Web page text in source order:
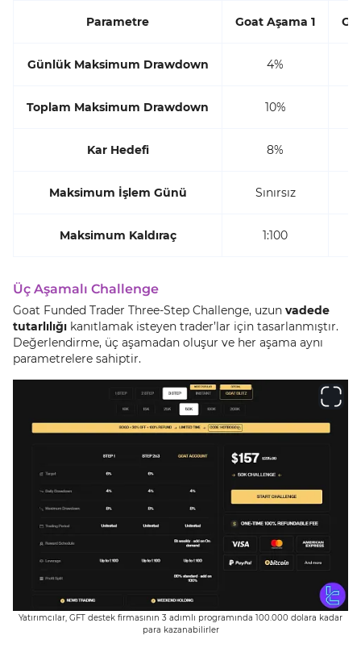
Parametre Goat Aşama 1
Günlük Maksimum Drawdown 4%
Toplam Maksimum Drawdown 10%
Kar Hedefi 8%
Maksimum İşlem Günü Sınırsız
Maksimum Kaldıraç 1:100
Üç Aşamalı Challenge
Goat Funded Trader Three-Step Challenge, uzun vadede
tutarlılığı kanıtlamak isteyen trader’lar için tasarlanmıştır.
Değerlendirme, üç aşamadan oluşur ve her aşama aynı
parametrelere sahiptir.
Yatırımcılar, GFT destek firmasının 3 adımlı programında 100.000 dolara kadar
para kazanabilirler